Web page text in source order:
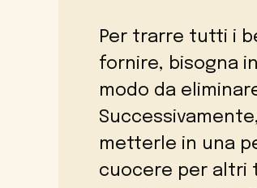
Per trarre tutti i
fornire, bisogna
modo da
metterle in una
cuocere per altri